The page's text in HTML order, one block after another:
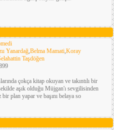
Yanardağ,Belma Mamati,Koray
Taşdöğen
çokça kitap okuyan ve takıntılı bir
aşık olduğu Müjgan'ı sevgilisinden
plan yapar ve başını belaya so